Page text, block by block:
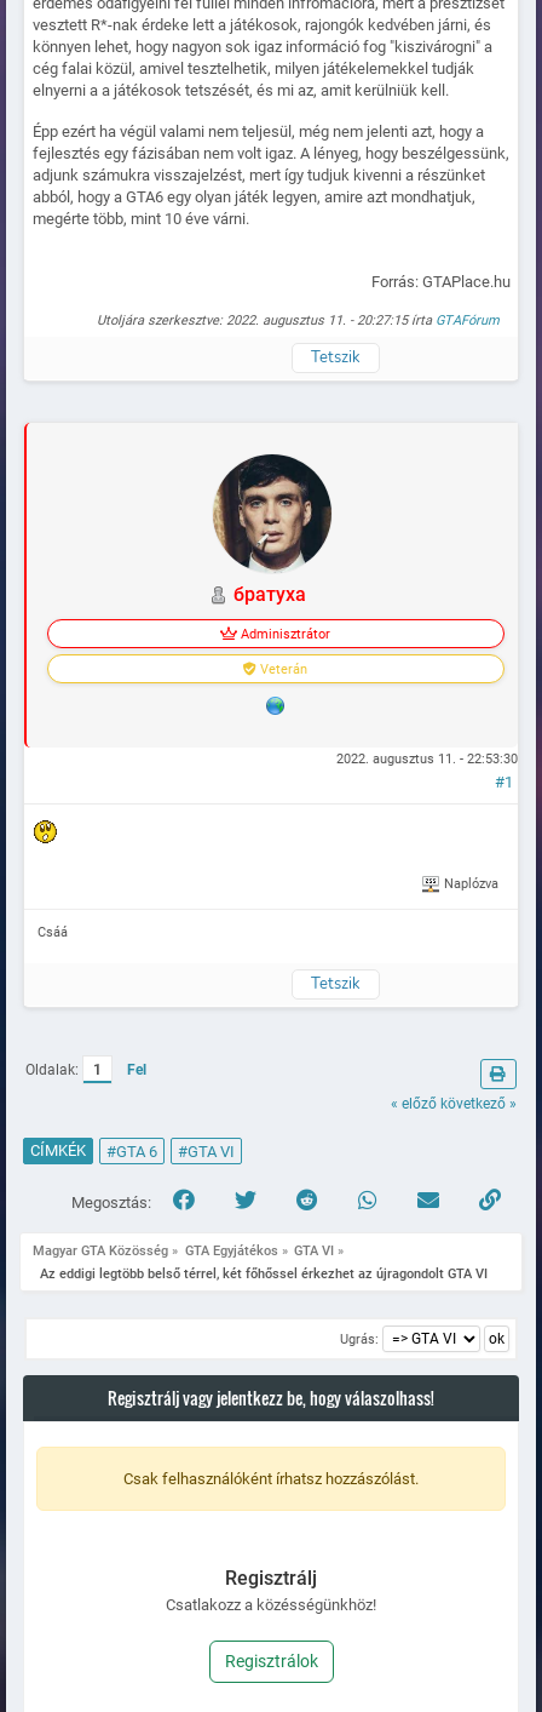
vesztett R*-nak érdeke lett a játékosok, rajongók kedvében járni, és
könnyen lehet, hogy nagyon sok igaz információ fog "kiszivárogni" a
cég falai közül, amivel tesztelhetik, milyen játékelemekkel tudják
elnyerni a a játékosok tetszését, és mi az, amit kerülniük kell.
Épp ezért ha végül valami nem teljesül, még nem jelenti azt, hogy a
fejlesztés egy fázisában nem volt igaz. A lényeg, hogy beszélgessünk,
adjunk számukra visszajelzést, mert így tudjuk kivenni a részünket
abból, hogy a GTA6 egy olyan játék legyen, amire azt mondhatjuk,
megérte több, mint 10 éve várni.
Forrás: GTAPlace.hu
Utoljára szerkesztve: 2022. augusztus 11. - 20:27:15 írta GTAFórum
Tetszik
братуха
Adminisztrátor
Veterán
2022. augusztus 11. - 22:53:30
#1
Naplózva
Csáá
Tetszik
Oldalak: 1
Fel
« előző következő »
CÍMKÉK #GTA 6 #GTA VI
Megosztás:
Magyar GTA Közösség » GTA Egyjátékos » GTA VI »
Az eddigi legtöbb belső térrel, két főhőssel érkezhet az újragondolt GTA VI
Ugrás:
Regisztrálj vagy jelentkezz be, hogy válaszolhass!
Csak felhasználóként írhatsz hozzászólást.
Regisztrálj
Csatlakozz a közésségünkhöz!
Regisztrálok